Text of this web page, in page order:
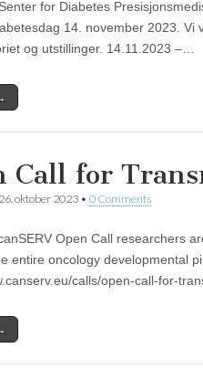
for Diabetes
14. november 2023.
og utstillinger. 14.11.2023 –…
Call for
26. oktober 2023 • 0 Comments
Open Call researchers
entire oncology developmental
calls/open-call-for-